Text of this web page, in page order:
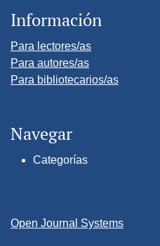
Información
Para lectores/as
Para autores/as
Para bibliotecarios/as
Navegar
Categorías
Open Journal Systems